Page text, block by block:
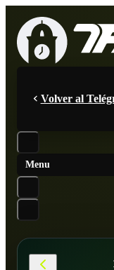
Volver al
Menu